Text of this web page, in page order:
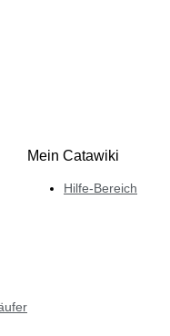
Mein Catawiki
Hilfe-Bereich